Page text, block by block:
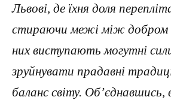
Львові, де їхня доля
стираючи межі між добром
них виступають могутні
зруйнувати прадавні
баланс світу.